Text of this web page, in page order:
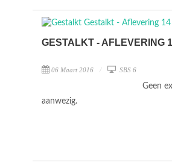
GESTALKT - AFLEVERING
06 Maart 2016 SBS 6
Geen
aanwezig.